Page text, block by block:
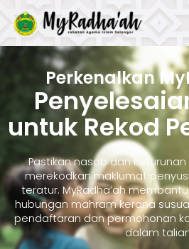
Perkenalkan
untuk Rekod
Pastikan nasab dan
merekodkan maklumat
teratur. MyRadha’ah
hubungan mahram kerana
pendaftaran dan permohonan
dalam